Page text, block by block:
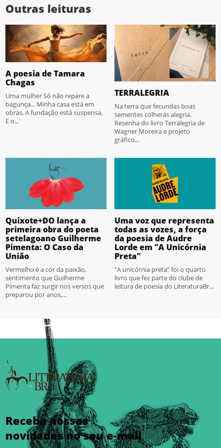
Outras leituras
A poesia de Tamara
Chagas
Uma mulher Só não repare a
bagunça... Minha casa está em
obras, A fundação está suspensa,
E o...
TERRALEGRIA
Na terra que fecundas boas
sementes colherás alegria.
Resenha do livro Terralegria de
Wagner Moreira e projeto
gráfico...
Quixote+DO lança a
primeira obra do poeta
setelagoano Guilherme
Pimenta: O Caso da
União
Vermelho é a cor da paixão,
sentimento que Guilherme
Pimenta faz surgir nos versos que
preparou por anos,...
Uma voz que representa
todas as vozes, a força
da poesia de Audre
Lorde em "A Unicórnia
Preta"
“A unicórnia preta” foi o quarto
livro que fez parte do clube de
leitura de poesia do LiteraturaBr...
Receba nossas
novidades no seu e-mail